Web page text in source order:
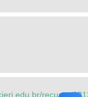
recurso/